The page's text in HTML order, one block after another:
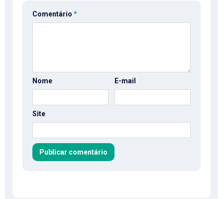
Comentário *
Nome E-mail
Site